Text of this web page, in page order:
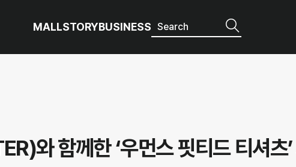
MALLSTORYBUSINESS
와 함께한 ‘우먼스 핏티드 티셔츠